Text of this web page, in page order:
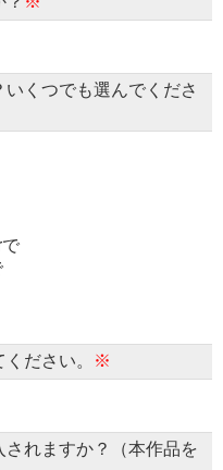
くつでも選んでくださ
ださい。 ※
されますか？（本作品を